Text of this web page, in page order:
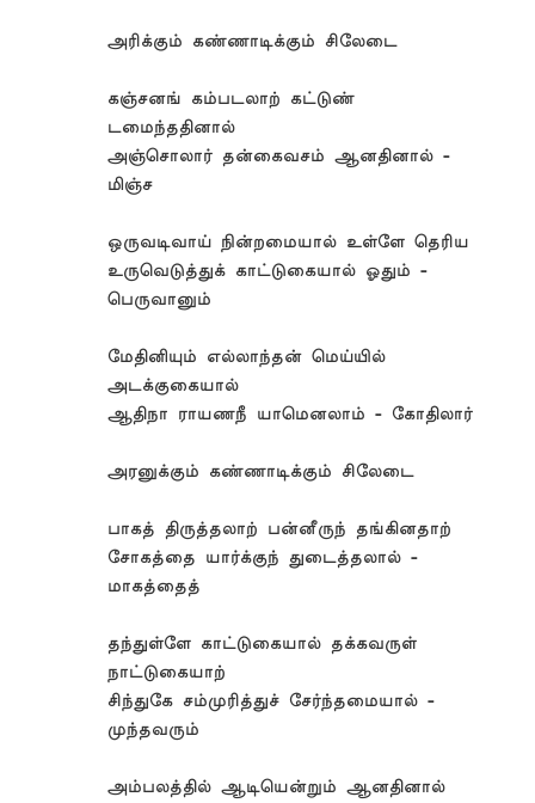
அரிக்கும் கண்ணாடிக்கும் சிலேடை
கஞ்சனங் கம்படலாற் கட்டுண்
டமைந்ததினால்
அஞ்சொலார் தன்கைவசம் ஆனதினால் -
மிஞ்ச
ஒருவடிவாய் நின்றமையால் உள்ளே தெரிய
உருவெடுத்துக் காட்டுகையால் ஓதும் -
பெருவானும்
மேதினியும் எல்லாந்தன் மெய்யில்
அடக்குகையால்
ஆதிநா ராயணநீ யாமெனலாம் - கோதிலார்
அரனுக்கும் கண்ணாடிக்கும் சிலேடை
பாகத் திருத்தலாற் பன்னீருந் தங்கினதாற்
சோகத்தை யார்க்குந் துடைத்தலால் -
மாகத்தைத்
தந்துள்ளே காட்டுகையால் தக்கவருள்
நாட்டுகையாற்
சிந்துகே சம்முரித்துச் சேர்ந்தமையால் -
முந்தவரும்
அம்பலத்தில் ஆடியென்றும் ஆனதினால்